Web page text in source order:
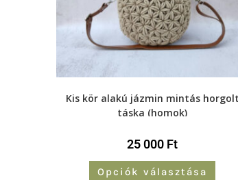
Kis kör alakú jázmin mintás horgolt
táska (homok)
25 000 Ft
Opciók választása